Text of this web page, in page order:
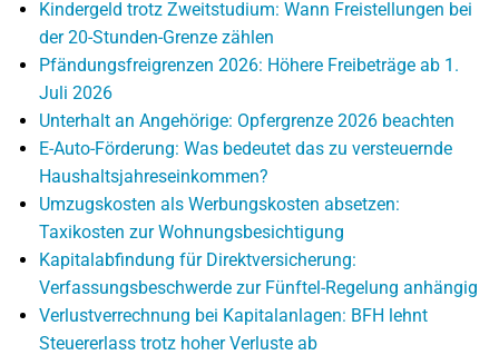
Kindergeld trotz Zweitstudium: Wann Freistellungen bei
der 20-Stunden-Grenze zählen
Pfändungsfreigrenzen 2026: Höhere Freibeträge ab 1.
Juli 2026
Unterhalt an Angehörige: Opfergrenze 2026 beachten
E-Auto-Förderung: Was bedeutet das zu versteuernde
Haushaltsjahreseinkommen?
Umzugskosten als Werbungskosten absetzen:
Taxikosten zur Wohnungsbesichtigung
Kapitalabfindung für Direktversicherung:
Verfassungsbeschwerde zur Fünftel-Regelung anhängig
Verlustverrechnung bei Kapitalanlagen: BFH lehnt
Steuererlass trotz hoher Verluste ab